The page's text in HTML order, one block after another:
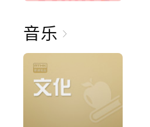
音乐